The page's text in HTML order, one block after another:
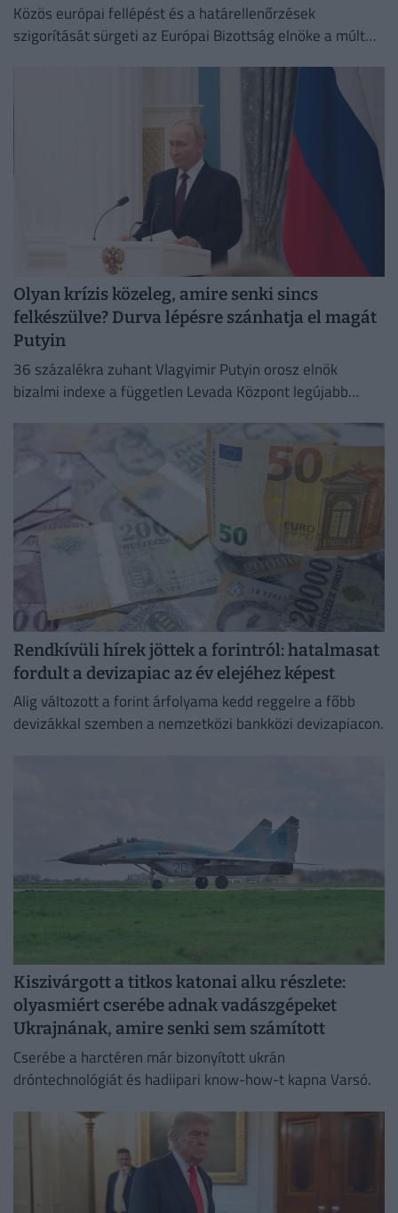
Közös európai fellépést és a határellenőrzések
szigorítását sürgeti az Európai Bizottság elnöke a múlt
Olyan krízis közeleg, amire senki sincs
felkészülve? Durva lépésre szánhatja el magát
Putyin
36 százalékra zuhant Vlagyimir Putyin orosz elnök
bizalmi indexe a független Levada Központ legújabb
Rendkívüli hírek jöttek a forintról: hatalmasat
fordult a devizapiac az év elejéhez képest
Alig változott a forint árfolyama kedd reggelre a főbb
devizákkal szemben a nemzetközi bankközi devizapiacon.
Kiszivárgott a titkos katonai alku részlete:
olyasmiért cserébe adnak vadászgépeket
Ukrajnának, amire senki sem számított
Cserébe a harctéren már bizonyított ukrán
dróntechnológiát és hadiipari know-how-t kapna Varsó.